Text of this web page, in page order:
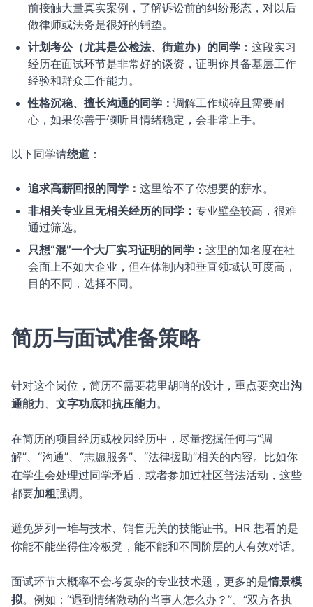
前接触大量真实案例，了解诉讼前的纠纷形态，对以后
做律师或法务是很好的铺垫。
计划考公（尤其是公检法、街道办）的同学： 这段实习
经历在面试环节是非常好的谈资，证明你具备基层工作
经验和群众工作能力。
性格沉稳、擅长沟通的同学： 调解工作琐碎且需要耐
心，如果你善于倾听且情绪稳定，会非常上手。
以下同学请绕道 ：
追求高薪回报的同学： 这里给不了你想要的薪水。
非相关专业且无相关经历的同学： 专业壁垒较高，很难
通过筛选。
只想“混”一个大厂实习证明的同学： 这里的知名度在社
会面上不如大企业，但在体制内和垂直领域认可度高，
目的不同，选择不同。
简历与面试准备策略
针对这个岗位，简历不需要花里胡哨的设计，重点要突出沟
通能力、 文字功底和抗压能力。
在简历的项目经历或校园经历中，尽量挖掘任何与“调
解”、“沟通”、“志愿服务”、“法律援助”相关的内容。比如你
在学生会处理过同学矛盾，或者参加过社区普法活动，这些
都要加粗强调。
避免罗列一堆与技术、销售无关的技能证书。HR 想看的是
你能不能坐得住冷板凳，能不能和不同阶层的人有效对话。
面试环节大概率不会考复杂的专业技术题，更多的是情景模
拟。例如：“遇到情绪激动的当事人怎么办？”、“双方各执